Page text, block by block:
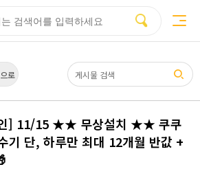
로
] 11/15 ★★ 무상설치 ★★ 쿠쿠
기 단, 하루만 최대 12개월 반값 +